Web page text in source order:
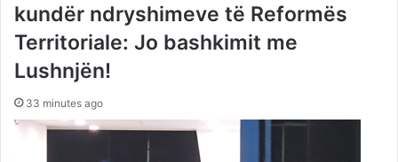
kundër ndryshimeve të Reformës
Territoriale: Jo bashkimit me
Lushnjën!
33 minutes ago